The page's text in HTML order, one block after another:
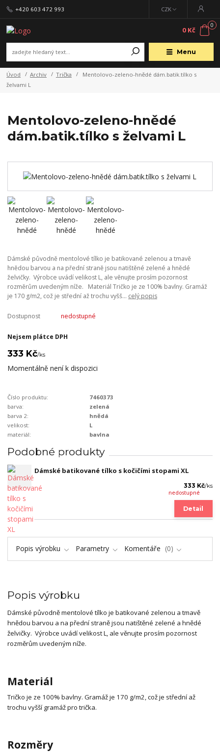
Menu
CZK
+420 603 472 993
0
0 Kč
Úvod Archiv Trička
Mentolovo-zeleno-hnědé dám.batik.tílko s
želvami L
Mentolovo-zeleno-hnědé
dám.batik.tílko s želvami L
Dámské původně mentolové tílko je batikované zelenou a tmavě
hnědou barvou a na přední straně jsou natištěné zelené a hnědé
želvičky. Výrobce uvádí velikost L, ale věnujte prosím pozornost
rozměrům uvedeným níže. Materiál Tričko je ze 100% bavlny. Gramáž
je 170 g/m2, což je střední až trochu vyšš... celý popis
Dostupnost nedostupné
Nejsem plátce DPH
333 Kč/ks
Momentálně není k dispozici
Číslo produktu:
7460373
barva:
zelená
barva 2:
hnědá
velikost:
L
materiál:
bavlna
Podobné produkty
Dámské batikované tílko s kočičími stopami XL
333 Kč/ks
nedostupné
Detail
Popis výrobku Parametry Komentáře 0
Popis výrobku
Dámské původně mentolové tílko je batikované zelenou a tmavě
hnědou barvou a na přední straně jsou natištěné zelené a hnědé
želvičky. Výrobce uvádí velikost L, ale věnujte prosím pozornost
rozměrům uvedeným níže.
Materiál
Tričko je ze 100% bavlny. Gramáž je 170 g/m2, což je střední až
trochu vyšší gramáž pro trička.
Rozměry